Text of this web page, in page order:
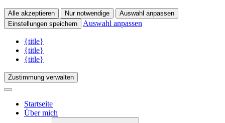
Alle akzeptieren Nur notwendige
Auswahl anpassen
Einstellungen speichern
Auswahl anpassen
{title}
{title}
{title}
Zustimmung verwalten
Startseite
Über mich